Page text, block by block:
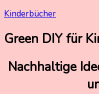
Kinderbücher
Green DIY für
12.
Nadine
Nachhaltige